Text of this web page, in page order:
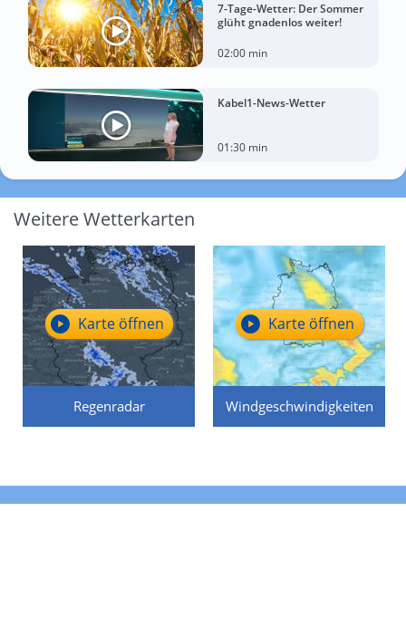
7-Tage-Wetter: Der Sommer
glüht gnadenlos weiter!
02:00 min
Kabel1-News-Wetter
01:30 min
Weitere Wetterkarten
Regenradar
Karte öffnen
Windgeschwindigkeiten
Karte öffnen